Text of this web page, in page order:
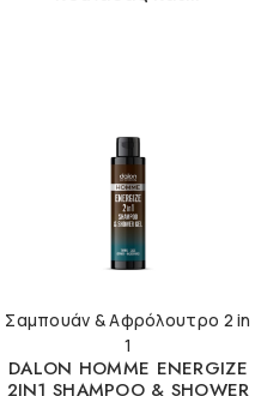
Σαμπουάν & Αφρόλουτρο 2 in
1
DALON HOMME ENERGIZE
2IN1 SHAMPOO & SHOWER